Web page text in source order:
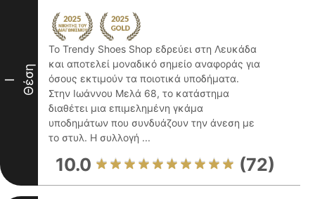
I Θέση
Το Trendy Shoes Shop εδρεύει στη Λευκάδα
και αποτελεί μοναδικό σημείο αναφοράς για
όσους εκτιμούν τα ποιοτικά υποδήματα.
Στην Ιωάννου Μελά 68, το κατάστημα
διαθέτει μια επιμελημένη γκάμα
υποδημάτων που συνδυάζουν την άνεση με
το στυλ. Η συλλογή ...
10.0 (72)